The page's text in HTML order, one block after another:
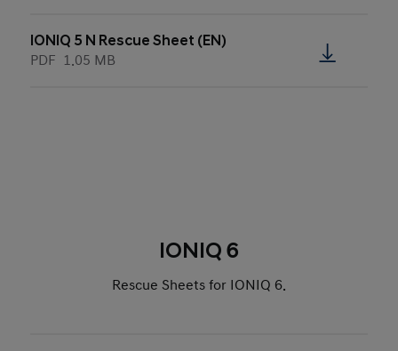
IONIQ 5 N Rescue Sheet (EN)
PDF 1.05 MB
IONIQ 6
Rescue Sheets for IONIQ 6.